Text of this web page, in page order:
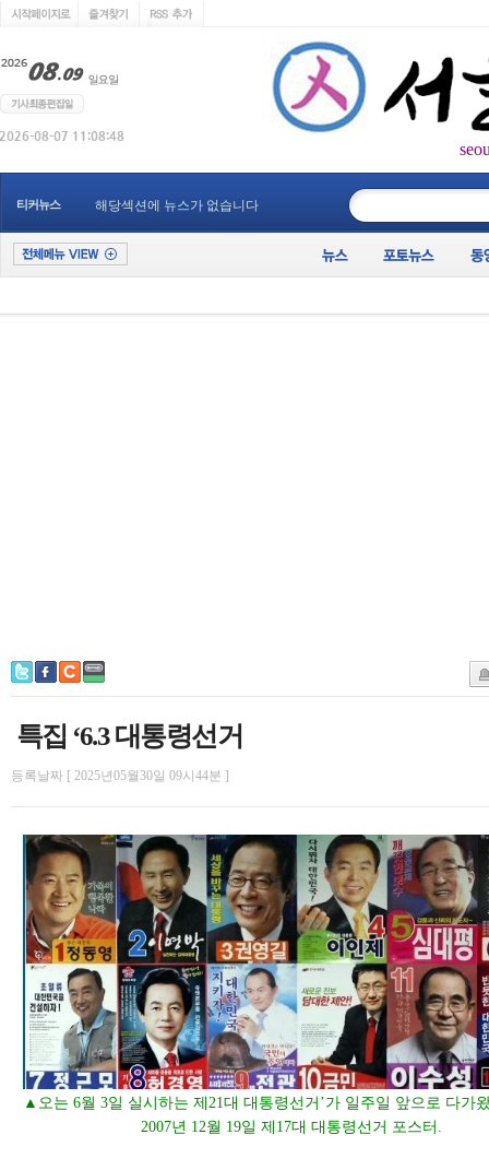
티커뉴스 해당섹션에 뉴스가 없습니다
특집 ‘6.3 대통령선거
등록날짜 [ 2025년05월30일 09시44분 ]
▲오는 6월 3일 실시하는 제21대 대통령선거’가 일주일 앞으로 다가
2007년 12월 19일 제17대 대통령선거 포스터.